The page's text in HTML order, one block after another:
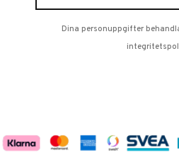
Dina personuppgifter